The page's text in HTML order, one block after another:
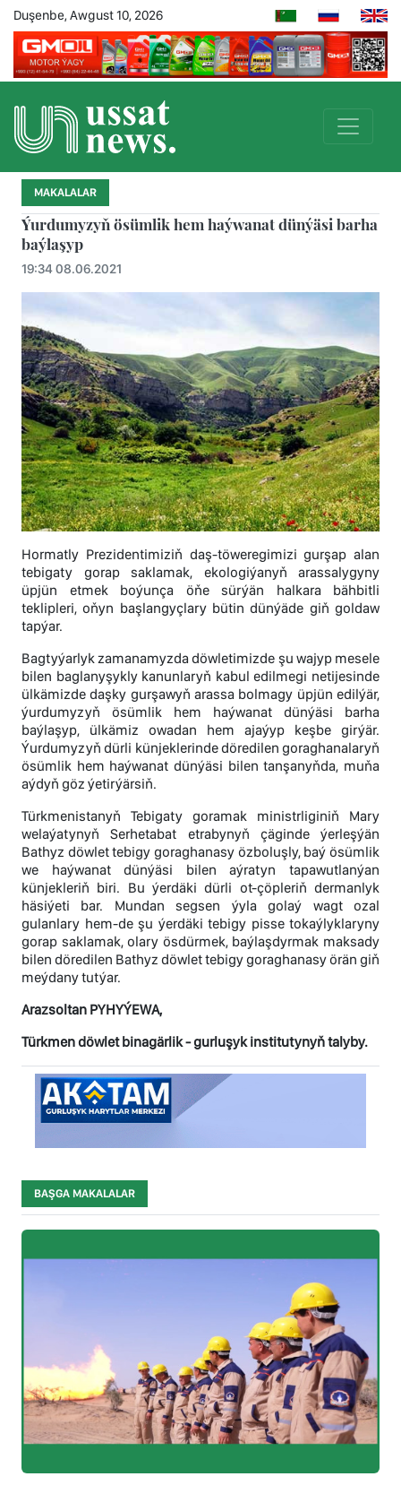
Duşenbe, Awgust 10, 2026
MAKALALAR
Ýurdumyzyň ösümlik hem haýwanat dünýäsi barha
baýlaşyp
19:34 08.06.2021
Hormatly Prezidentimiziň daş-töweregimizi gurşap alan
tebigaty gorap saklamak, ekologiýanyň arassalygyny
üpjün etmek boýunça öňe sürýän halkara bähbitli
teklipleri, oňyn başlangyçlary bütin dünýäde giň goldaw
tapýar.
Bagtyýarlyk zamanamyzda döwletimizde şu wajyp mesele
bilen baglanyşykly kanunlaryň kabul edilmegi netijesinde
ülkämizde daşky gurşawyň arassa bolmagy üpjün edilýär,
ýurdumyzyň ösümlik hem haýwanat dünýäsi barha
baýlaşyp, ülkämiz owadan hem ajaýyp keşbe girýär.
Ýurdumyzyň dürli künjeklerinde döredilen goraghanalaryň
ösümlik hem haýwanat dünýäsi bilen tanşanyňda, muňa
aýdyň göz ýetirýärsiň.
Türkmenistanyň Tebigaty goramak ministrliginiň Mary
welaýatynyň Serhetabat etrabynyň çäginde ýerleşýän
Bathyz döwlet tebigy goraghanasy özboluşly, baý ösümlik
we haýwanat dünýäsi bilen aýratyn tapawutlanýan
künjekleriň biri. Bu ýerdäki dürli ot-çöpleriň dermanlyk
häsiýeti bar. Mundan segsen ýyla golaý wagt ozal
gulanlary hem-de şu ýerdäki tebigy pisse tokaýlyklaryny
gorap saklamak, olary ösdürmek, baýlaşdyrmak maksady
bilen döredilen Bathyz döwlet tebigy goraghanasy örän giň
meýdany tutýar.
Arazsoltan PYHYÝEWA,
Türkmen döwlet binagärlik - gurluşyk institutynyň talyby.
BAŞGA MAKALALAR